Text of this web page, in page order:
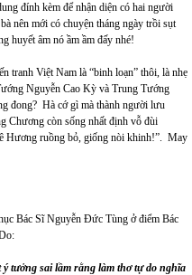
đính kèm để nhận diện có hai người
nên mới có chuyện tháng ngày trồi sụt
huyết âm nó ầm ầm đấy nhé!
tranh Việt Nam là “binh loạn” thôi, là nhẹ
Nguyễn Cao Kỳ và Trung Tướng
đong? Hà cớ gì mà thành người lưu
Chương còn sống nhất định vỗ đùi
Hương ruồng bỏ, giống nòi khinh!”. May
Bác Sĩ Nguyễn Đức Tùng ở điểm Bác
tưởng sai lầm rằng làm thơ tự do nghĩa